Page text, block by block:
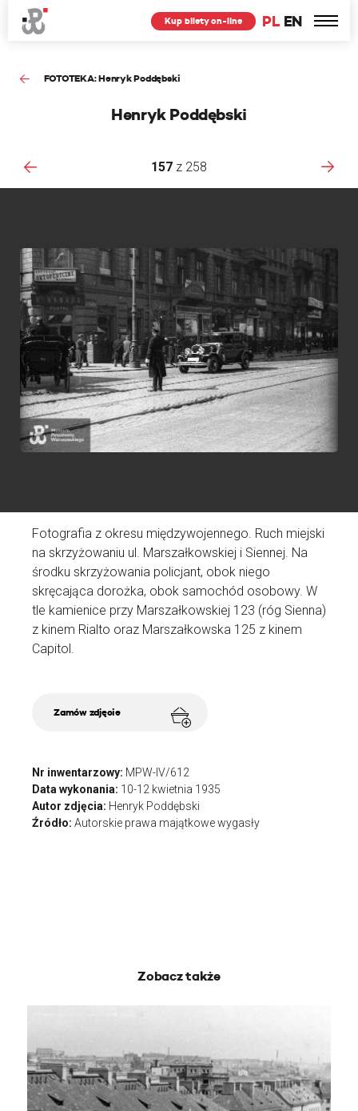
PL EN
Kup bilety on-line
FOTOTEKA: Henryk Poddębski
Henryk Poddębski
157 z 258
Fotografia z okresu międzywojennego. Ruch miejski
na skrzyżowaniu ul. Marszałkowskiej i Siennej. Na
środku skrzyżowania policjant, obok niego
skręcająca dorożka, obok samochód osobowy. W
tle kamienice przy Marszałkowskiej 123 (róg Sienna)
z kinem Rialto oraz Marszałkowska 125 z kinem
Capitol.
Zamów zdjęcie
Nr inwentarzowy: MPW-IV/612
Data wykonania: 10-12 kwietnia 1935
Autor zdjęcia: Henryk Poddębski
Źródło: Autorskie prawa majątkowe wygasły
Zobacz także